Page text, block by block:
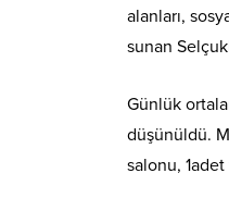
alanları,
sunan
Günlük
düşünüldü.
salonu,